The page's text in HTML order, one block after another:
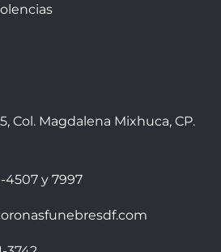
Col. Magdalena Mixhuca, CP.
4507y 7997